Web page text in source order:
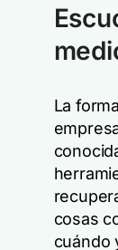
La
cosas
cuándo